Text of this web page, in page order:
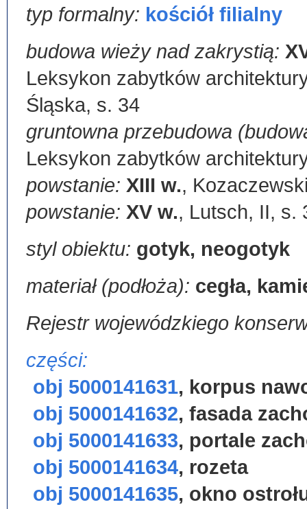
typ formalny: kościół filialny
budowa wieży nad zakrystią:
Leksykon zabytków
Śląska, s. 34
gruntowna przebudowa
Leksykon zabytków
powstanie: XIII w.,
powstanie: XV w., Lutsch, II, s.
styl obiektu: gotyk, neogotyk
materiał (podłoża): cegła,
Rejestr wojewódzkiego
części:
obj 5000141631, korpus
obj 5000141632, fasada
obj 5000141633, portale
obj 5000141634, rozeta
obj 5000141635, okno